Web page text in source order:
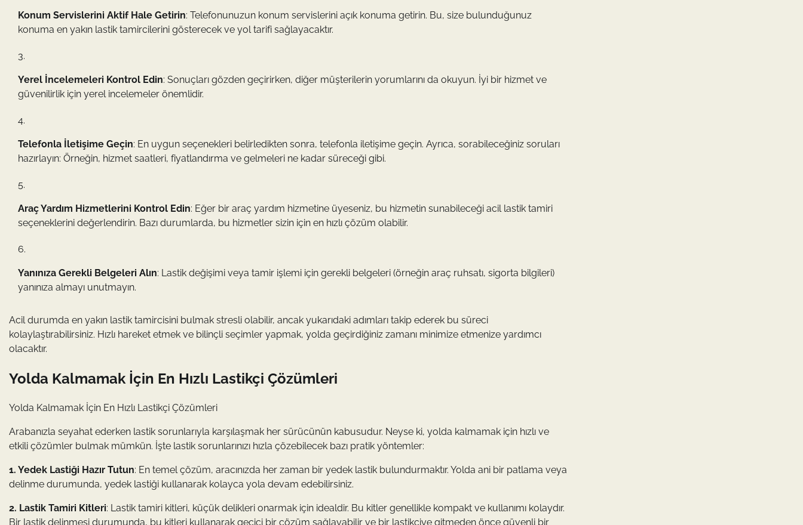
Konum Servislerini Aktif Hale Getirin: Telefonunuzun konum servislerini açık konuma getirin. Bu, size bulunduğunuz
konuma en yakın lastik tamircilerini gösterecek ve yol tarifi sağlayacaktır.
Yerel İncelemeleri Kontrol Edin: Sonuçları gözden geçirirken, diğer müşterilerin yorumlarını da okuyun. İyi bir hizmet ve
güvenilirlik için yerel incelemeler önemlidir.
Telefonla İletişime Geçin: En uygun seçenekleri belirledikten sonra, telefonla iletişime geçin. Ayrıca, sorabileceğiniz soruları
hazırlayın: Örneğin, hizmet saatleri, fiyatlandırma ve gelmeleri ne kadar süreceği gibi.
Araç Yardım Hizmetlerini Kontrol Edin: Eğer bir araç yardım hizmetine üyeseniz, bu hizmetin sunabileceği acil lastik tamiri
seçeneklerini değerlendirin. Bazı durumlarda, bu hizmetler sizin için en hızlı çözüm olabilir.
Yanınıza Gerekli Belgeleri Alın: Lastik değişimi veya tamir işlemi için gerekli belgeleri (örneğin araç ruhsatı, sigorta bilgileri)
yanınıza almayı unutmayın.
Acil durumda en yakın lastik tamircisini bulmak stresli olabilir, ancak yukarıdaki adımları takip ederek bu süreci
kolaylaştırabilirsiniz. Hızlı hareket etmek ve bilinçli seçimler yapmak, yolda geçirdiğiniz zamanı minimize etmenize yardımcı
olacaktır.
Yolda Kalmamak İçin En Hızlı Lastikçi Çözümleri
Yolda Kalmamak İçin En Hızlı Lastikçi Çözümleri
Arabanızla seyahat ederken lastik sorunlarıyla karşılaşmak her sürücünün kabusudur. Neyse ki, yolda kalmamak için hızlı ve
etkili çözümler bulmak mümkün. İşte lastik sorunlarınızı hızla çözebilecek bazı pratik yöntemler:
1. Yedek Lastiği Hazır Tutun: En temel çözüm, aracınızda her zaman bir yedek lastik bulundurmaktır. Yolda ani bir patlama veya
delinme durumunda, yedek lastiği kullanarak kolayca yola devam edebilirsiniz.
2. Lastik Tamiri Kitleri: Lastik tamiri kitleri, küçük delikleri onarmak için idealdir. Bu kitler genellikle kompakt ve kullanımı kolaydır.
Bir lastik delinmesi durumunda, bu kitleri kullanarak geçici bir çözüm sağlayabilir ve bir lastikçiye gitmeden önce güvenli bir